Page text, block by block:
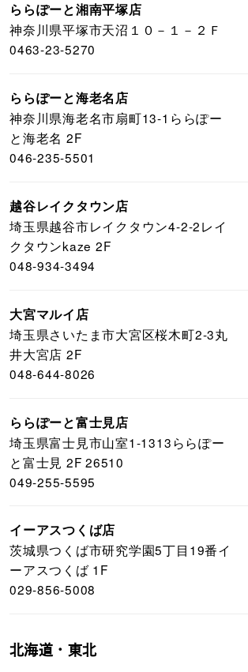
ららぽーと湘南平塚店
神奈川県平塚市天沼１０－１－２Ｆ
0463-23-5270
ららぽーと海老名店
神奈川県海老名市扇町13-1ららぽー
と海老名 2F
046-235-5501
越谷レイクタウン店
埼玉県越谷市レイクタウン4-2-2レイ
クタウンkaze 2F
048-934-3494
大宮マルイ店
埼玉県さいたま市大宮区桜木町2-3丸
井大宮店 2F
048-644-8026
ららぽーと富士見店
埼玉県富士見市山室1-1313ららぽー
と富士見 2F 26510
049-255-5595
イーアスつくば店
茨城県つくば市研究学園5丁目19番イ
ーアスつくば 1F
029-856-5008
北海道・東北